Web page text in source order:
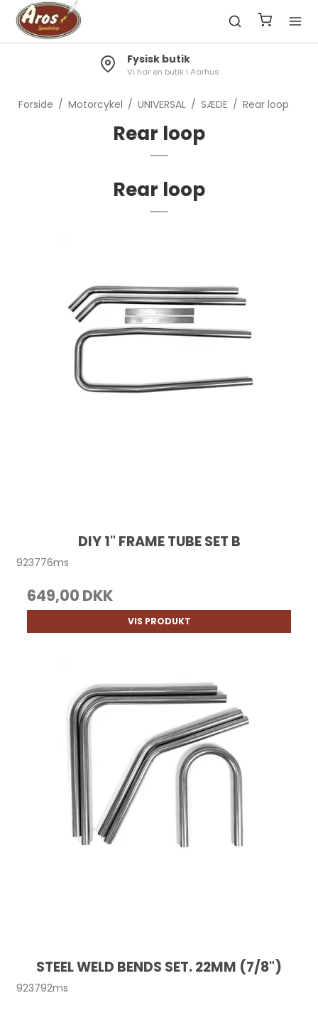
Fysisk butik
Vi har en butik i Aarhus
Forside / Motorcykel / UNIVERSAL / SÆDE / Rear loop
Rear loop
Rear loop
DIY 1" FRAME TUBE SET B
923776ms
649,00 DKK
VIS PRODUKT
STEEL WELD BENDS SET. 22MM (7/8")
923792ms